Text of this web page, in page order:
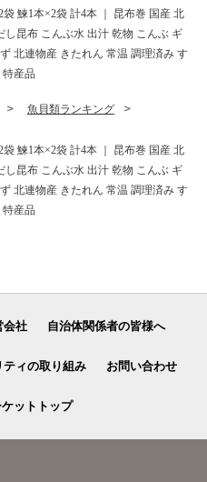
釧路町 釧路超 特産品
鰊1本×2袋 計4本 ｜ 昆布巻 国産 北
昆布 こんぶ水 出汁 乾物 こんぶ ギ
北連物産 きたれん 常温 調理済み す
特産品
魚貝類ランキング
鰊1本×2袋 計4本 ｜ 昆布巻 国産 北
昆布 こんぶ水 出汁 乾物 こんぶ ギ
北連物産 きたれん 常温 調理済み す
特産品
会社 自治体関係者の皆様へ
ティの取り組み お問い合わせ
ットトップ